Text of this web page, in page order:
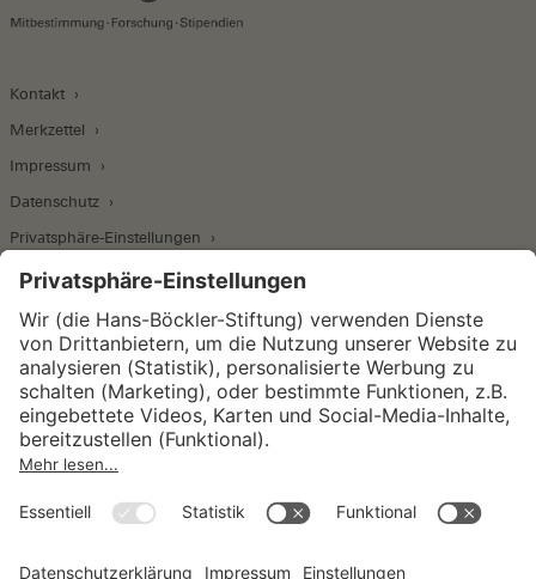
Kontakt
Merkzettel
Impressum
Datenschutz
Privatsphäre-Einstellungen
Wirtschafts- und Sozialwissenschaftliches Institut
Institut für Makroökonomie und
Konjunkturforschung
Unternehmensführung